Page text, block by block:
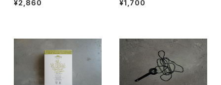
¥2,860 ¥1,700